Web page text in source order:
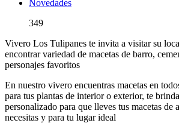
Novedades
349
Vivero Los Tulipanes te invita a visitar su
encontrar variedad de macetas de barro,
personajes favoritos
En nuestro vivero encuentras macetas en
para tus plantas de interior o exterior, te
personalizado para que lleves tus macetas de
necesitas y para tu lugar ideal